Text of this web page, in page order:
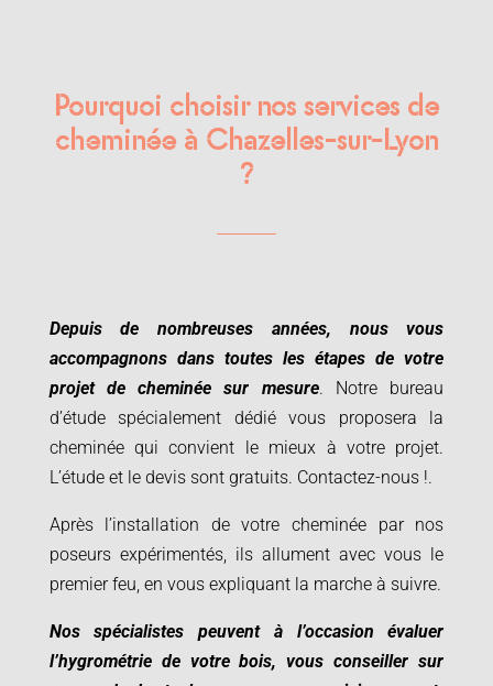
Pourquoi choisir nos services de
cheminée à Chazelles-sur-Lyon
?
Depuis de nombreuses années, nous vous
accompagnons dans toutes les étapes de votre
projet de cheminée sur mesure. Notre bureau
d’étude spécialement dédié vous proposera la
cheminée qui convient le mieux à votre projet.
L’étude et le devis sont gratuits. Contactez-nous!.
Après l’installation de votre cheminée par nos
poseurs expérimentés, ils allument avec vous le
premier feu, en vous expliquant la marche à suivre.
Nos spécialistes peuvent à l’occasion évaluer
l’hygrométrie de votre bois, vous conseiller sur